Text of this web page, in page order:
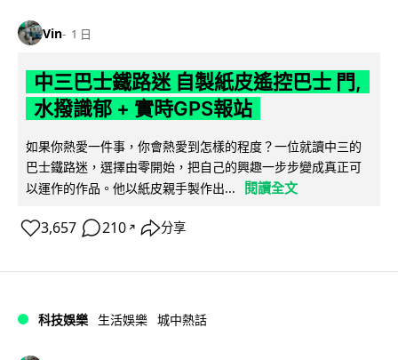
Vin 1 日
中三巴士鐵路迷 自製紙皮遙控巴士 門,
水撥識郁 + 實時GPS報站
如果你熱愛一件事，你會熱愛到怎樣的程度？一位就讀中三的
巴士鐵路迷，選擇由零開始，把自己的興趣一步步變成真正可
以運作的作品。他以紙皮親手製作出...
閱讀全文
3,657 210 ↗ 分享
科技娛樂 生活娛樂 城中熱話